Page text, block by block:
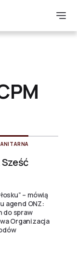
– mówią
agend ONZ:
do spraw
Organizacja